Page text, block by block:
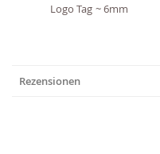
Logo Tag ~ 6mm
Rezensionen